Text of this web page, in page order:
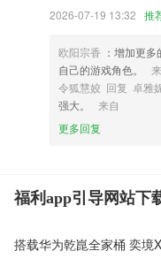
2026-07-19 13:32 推
欧阳宗香 ：增加更
自己的游戏角色。
令狐慧姣 回复 卓雅
强大。
来自
更多回复
福利app引导网站下